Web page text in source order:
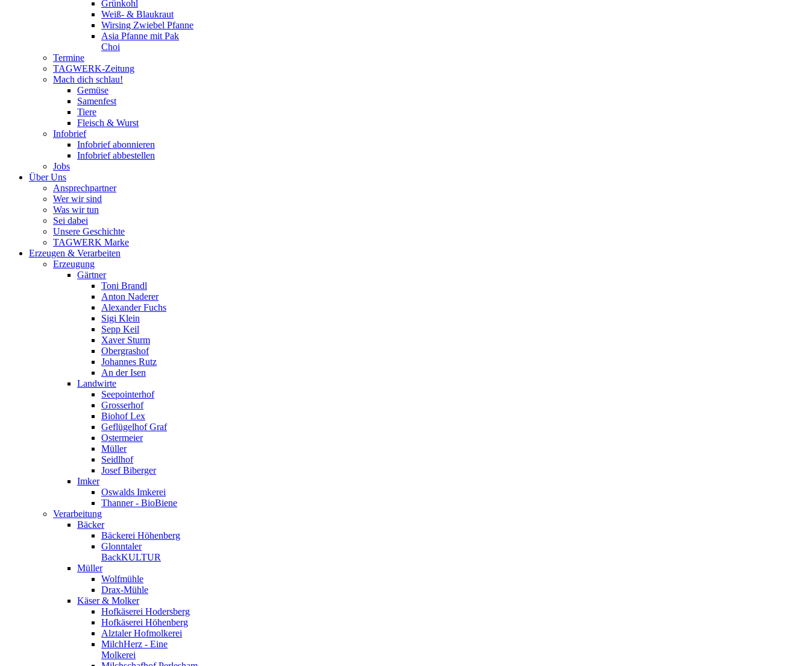
Grünkohl
Weiß- & Blaukraut
Wirsing Zwiebel Pfanne
Asia Pfanne mit Pak
Choi
Termine
TAGWERK-Zeitung
Mach dich schlau!
Gemüse
Samenfest
Tiere
Fleisch & Wurst
Infobrief
Infobrief abonnieren
Infobrief abbestellen
Jobs
Über Uns
Ansprechpartner
Wer wir sind
Was wir tun
Sei dabei
Unsere Geschichte
TAGWERK Marke
Erzeugen & Verarbeiten
Erzeugung
Gärtner
Toni Brandl
Anton Naderer
Alexander Fuchs
Sigi Klein
Sepp Keil
Xaver Sturm
Obergrashof
Johannes Rutz
An der Isen
Landwirte
Seepointerhof
Grosserhof
Biohof Lex
Geflügelhof Graf
Ostermeier
Müller
Seidlhof
Josef Biberger
Imker
Oswalds Imkerei
Thanner - BioBiene
Verarbeitung
Bäcker
Bäckerei Höhenberg
Glonntaler
BackKULTUR
Müller
Wolfmühle
Drax-Mühle
Käser & Molker
Hofkäserei Hodersberg
Hofkäserei Höhenberg
Alztaler Hofmolkerei
MilchHerz - Eine
Molkerei